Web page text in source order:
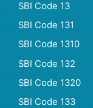
SBI Code 13
SBI Code 131
SBI Code 1310
SBI Code 132
SBI Code 1320
SBI Code 133